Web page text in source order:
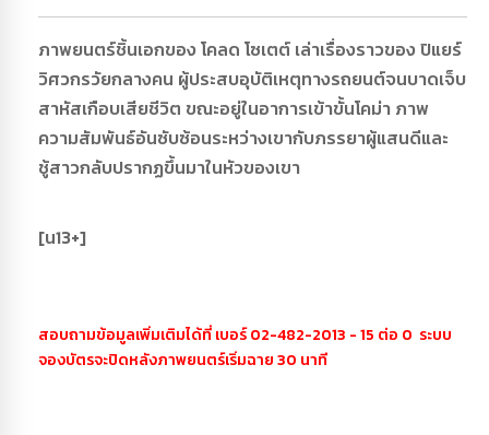
ภาพยนตร์ชิ้นเอกของ โคลด โซเตต์ เล่าเรื่องราวของ ปิแยร์
วิศวกรวัยกลางคน ผู้ประสบอุบัติเหตุทางรถยนต์จนบาดเจ็บ
สาหัสเกือบเสียชีวิต ขณะอยู่ในอาการเข้าขั้นโคม่า ภาพ
ความสัมพันธ์อันซับซ้อนระหว่างเขากับภรรยาผู้แสนดีและ
ชู้สาวกลับปรากฏขึ้นมาในหัวของเขา
[น13+]
สอบถามข้อมูลเพิ่มเติมได้ที่ เบอร์ 02-482-2013 - 15 ต่อ 0 ระบบ
จองบัตรจะปิดหลังภาพยนตร์เริ่มฉาย 30 นาที